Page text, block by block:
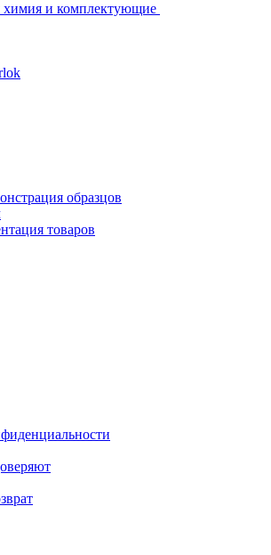
химия и комплектующие
образцов
товаров